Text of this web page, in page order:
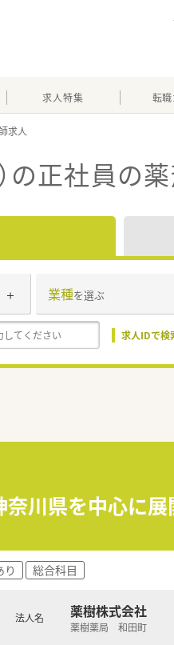
求人特集 転
の正社員の
業種を選ぶ
求人IDで検
奈川県を中心に
り 総合科目
法人名 薬樹株式会社
薬樹薬局 和田町